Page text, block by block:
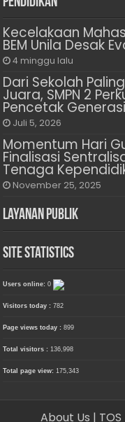
Kecelakaan
BEM Unila Desak
4 minggu lalu
Dari Sekolah
Juara, SMPN 2
Pencetak
Juli 5, 2026
Momentum Hari
Finalisasi
Tenaga
November 25, 2025
Layanan Publik
Site Statistics
Users online:0
Visitors today :782
Page views today :899
Total visitors :136,998
Total page view:175,343
About Us | TOS